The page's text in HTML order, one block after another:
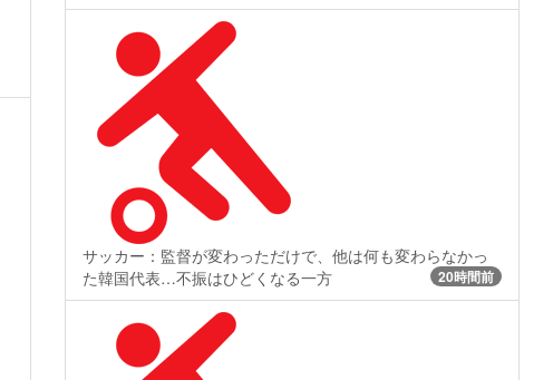
サッカー：監督が変わっただけで、他は何も変わらなかっ
た韓国代表…不振はひどくなる一方
20時間前